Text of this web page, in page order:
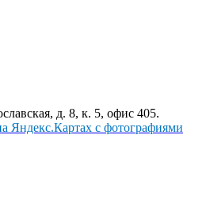
д. 8, к. 5, офис 405.
Яндекс.Картах с фотографиями